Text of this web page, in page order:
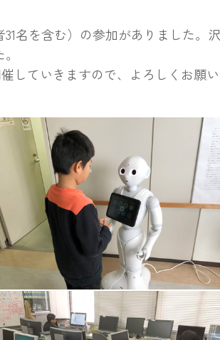
名を含む）の参加がありました。沢
していきますので、よろしくお願い
pepperデモ